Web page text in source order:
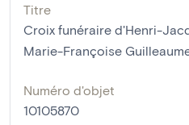
Titre
Croix funéraire d'Henri-
Marie-Françoise
Numéro d'objet
10105870